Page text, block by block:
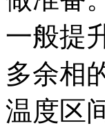
一般提
多余相
温度区